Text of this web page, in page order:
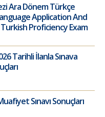
Ara Dönem Türkçe
Application And
Proficiency Exam
Tarihli İlanla Sınava
Sınavı Sonuçları